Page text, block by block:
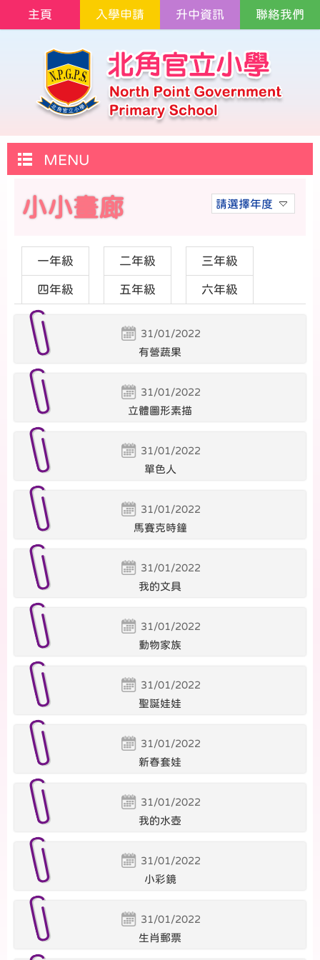
主頁 入學申請 升中資訊 聯絡我們
MENU
請選擇年度
小小畫廊
一年級 二年級 三年級
四年級 五年級 六年級
31/01/2022
有營蔬果
31/01/2022
立體圖形素描
31/01/2022
單色人
31/01/2022
馬賽克時鐘
31/01/2022
我的文具
31/01/2022
動物家族
31/01/2022
聖誕娃娃
31/01/2022
新春套娃
31/01/2022
我的水壺
31/01/2022
小彩鏡
31/01/2022
生肖郵票